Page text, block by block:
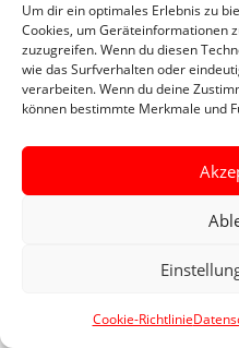
Um dir ein optimales Erlebnis zu
Cookies, um Geräteinformationen
zuzugreifen. Wenn du diesen
wie das Surfverhalten oder
verarbeiten. Wenn du deine
können bestimmte Merkmale und
Cookie-Richtlinie